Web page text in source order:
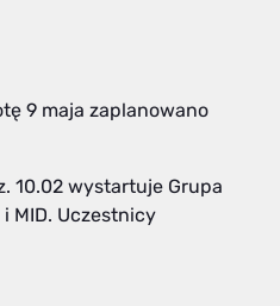
9 maja zaplanowano
10.02 wystartuje Grupa
MID. Uczestnicy